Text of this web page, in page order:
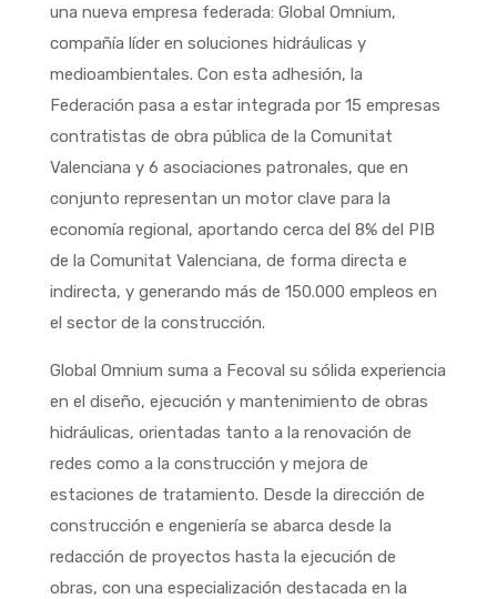
una nueva empresa federada: Global Omnium,
compañía líder en soluciones hidráulicas y
medioambientales. Con esta adhesión, la
Federación pasa a estar integrada por 15 empresas
contratistas de obra pública de la Comunitat
Valenciana y 6 asociaciones patronales, que en
conjunto representan un motor clave para la
economía regional, aportando cerca del 8% del PIB
de la Comunitat Valenciana, de forma directa e
indirecta, y generando más de 150.000 empleos en
el sector de la construcción.
Global Omnium suma a Fecoval su sólida experiencia
en el diseño, ejecución y mantenimiento de obras
hidráulicas, orientadas tanto a la renovación de
redes como a la construcción y mejora de
estaciones de tratamiento. Desde la dirección de
construcción e engeniería se abarca desde la
redacción de proyectos hasta la ejecución de
obras, con una especialización destacada en la